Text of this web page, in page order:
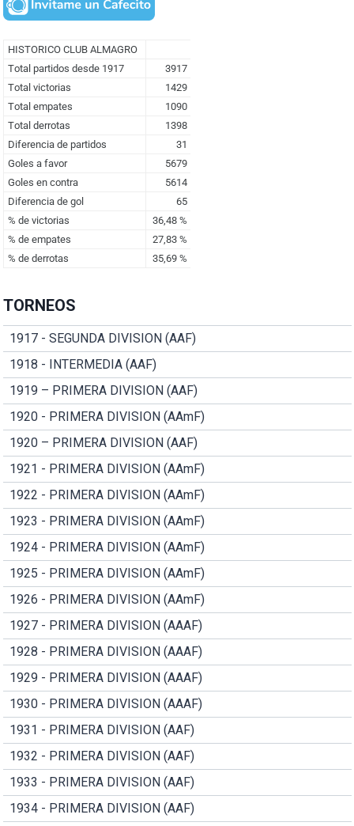
TORNEOS
1917 - SEGUNDA DIVISION (AAF)
1918 - INTERMEDIA (AAF)
1919 – PRIMERA DIVISION (AAF)
1920 - PRIMERA DIVISION (AAmF)
1920 – PRIMERA DIVISION (AAF)
1921 - PRIMERA DIVISION (AAmF)
1922 - PRIMERA DIVISION (AAmF)
1923 - PRIMERA DIVISION (AAmF)
1924 - PRIMERA DIVISION (AAmF)
1925 - PRIMERA DIVISION (AAmF)
1926 - PRIMERA DIVISION (AAmF)
1927 - PRIMERA DIVISION (AAAF)
1928 - PRIMERA DIVISION (AAAF)
1929 - PRIMERA DIVISION (AAAF)
1930 - PRIMERA DIVISION (AAAF)
1931 - PRIMERA DIVISION (AAF)
1932 - PRIMERA DIVISION (AAF)
1933 - PRIMERA DIVISION (AAF)
1934 - PRIMERA DIVISION (AAF)